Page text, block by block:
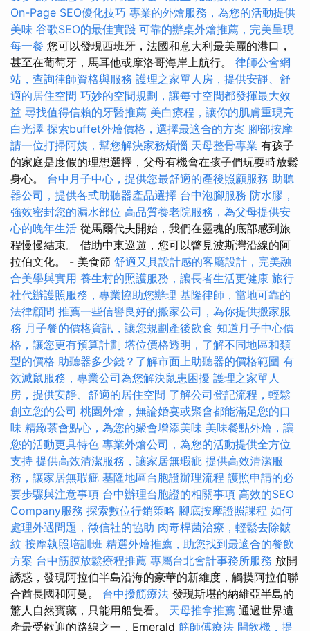
On-Page SEO優化技巧 專業的外燴服務，為您的活動提供
美味 谷歌SEO的最佳實踐 可靠的辦桌外燴推薦，完美呈現
每一餐 您可以發現西班牙，法國和意大利最美麗的港口，
甚至在葡萄牙，馬耳他或摩洛哥海岸上航行。 律師公會網
站，查詢律師資格與服務 護理之家單人房，提供安靜、舒
適的居住空間 巧妙的空間規劃，讓每寸空間都發揮最大效
益 尋找值得信賴的牙醫推薦 美白療程，讓你的肌膚重現亮
白光澤 探索buffet外燴價格，選擇最適合的方案 腳部按摩
請一位打掃阿姨，幫您解決家務煩惱 天母整骨專業 有孩子
的家庭是度假的理想選擇，父母有機會在孩子們玩耍時放鬆
身心。 台中月子中心，提供您最舒適的產後照顧服務 助聽
器公司，提供各式助聽器產品選擇 台中泡腳服務 防水膠，
強效密封您的漏水部位 高品質養老院服務，為父母提供安
心的晚年生活 從馬爾代夫開始，我們在靈魂的底部感到旅
程慢慢結束。 借助中東巡遊，您可以瞥見波斯灣沿線的阿
拉伯文化。 - 美食節 舒適又具設計感的客廳設計，完美融
合美學與實用 養生村的照護服務，讓長者生活更健康 旅行
社代辦護照服務，專業協助您辦理 基隆律師，當地可靠的
法律顧問 推薦一些信譽良好的搬家公司，為你提供搬家服
務 月子餐的價格資訊，讓您規劃產後飲食 知道月子中心價
格，讓您更有預算計劃 塔位價格透明，了解不同地區和類
型的價格 助聽器多少錢？了解市面上助聽器的價格範圍 有
效滅鼠服務，專業公司為您解決鼠患困擾 護理之家單人
房，提供安靜、舒適的居住空間 了解公司登記流程，輕鬆
創立您的公司 桃園外燴，無論婚宴或聚會都能滿足您的口
味 精緻茶會點心，為您的聚會增添美味 美味餐點外燴，讓
您的活動更具特色 專業外燴公司，為您的活動提供全方位
支持 提供高效清潔服務，讓家居無瑕疵 提供高效清潔服
務，讓家居無瑕疵 基隆地區台胞證辦理流程 護照申請的必
要步驟與注意事項 台中辦理台胞證的相關事項 高效的SEO
Company服務 探索數位行銷策略 腳底按摩證照課程 如何
處理外遇問題，徵信社的協助 肉毒桿菌治療，輕鬆去除皺
紋 按摩執照培訓班 精選外燴推薦，助您找到最適合的餐飲
方案 台中筋膜放鬆療程推薦 專屬台北會計事務所服務 放開
誘惑，發現阿拉伯半島沿海的豪華的新維度，觸摸阿拉伯聯
合酋長國和阿曼。 台中撥筋療法 發現斯堪的納維亞半島的
驚人自然寶藏，只能用船隻看。 天母推拿推薦 通過世界遺
產最受歡迎的路線之一，Emerald 筋師傅療法 開飲機，提